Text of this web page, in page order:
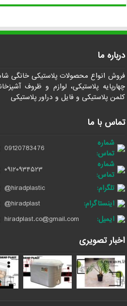
درباره ما
فروش انواع محصولات پلاستیکی خانگی
چهارپایه پلاستیکی، لوازم و ظروف
کلمن پلاستیکی و فایل و دراور پلاستیکی
تماس با ما
شماره
تماس:
09120783476
شماره
تماس:
۰۹۱۲۰۹۳۴۵۲۳
تلگرام:
@hiradplastic
اینستاگرام:
@hiradplast
ایمیل:
hiradplast.co@gmail.com
اخبار تصویری